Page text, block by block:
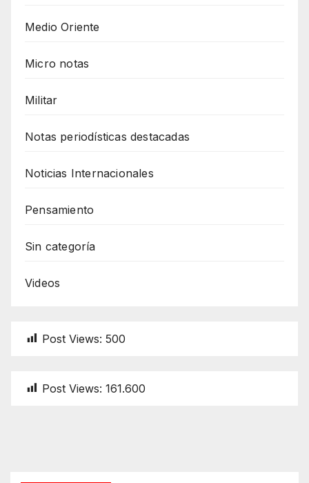
Medio Oriente
Micro notas
Militar
Notas periodísticas destacadas
Noticias Internacionales
Pensamiento
Sin categoría
Videos
Post Views: 500
Post Views: 161.600